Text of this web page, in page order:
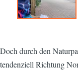
Doch durch den
tendenziell Richtung